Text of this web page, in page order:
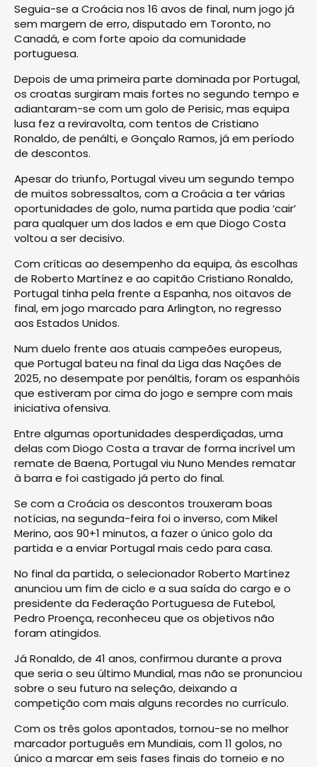
Seguia-se a Croácia nos 16 avos de final, num jogo já
sem margem de erro, disputado em Toronto, no
Canadá, e com forte apoio da comunidade
portuguesa.
Depois de uma primeira parte dominada por Portugal,
os croatas surgiram mais fortes no segundo tempo e
adiantaram-se com um golo de Perisic, mas equipa
lusa fez a reviravolta, com tentos de Cristiano
Ronaldo, de penálti, e Gonçalo Ramos, já em período
de descontos.
Apesar do triunfo, Portugal viveu um segundo tempo
de muitos sobressaltos, com a Croácia a ter várias
oportunidades de golo, numa partida que podia ‘cair’
para qualquer um dos lados e em que Diogo Costa
voltou a ser decisivo.
Com críticas ao desempenho da equipa, às escolhas
de Roberto Martínez e ao capitão Cristiano Ronaldo,
Portugal tinha pela frente a Espanha, nos oitavos de
final, em jogo marcado para Arlington, no regresso
aos Estados Unidos.
Num duelo frente aos atuais campeões europeus,
que Portugal bateu na final da Liga das Nações de
2025, no desempate por penáltis, foram os espanhóis
que estiveram por cima do jogo e sempre com mais
iniciativa ofensiva.
Entre algumas oportunidades desperdiçadas, uma
delas com Diogo Costa a travar de forma incrível um
remate de Baena, Portugal viu Nuno Mendes rematar
à barra e foi castigado já perto do final.
Se com a Croácia os descontos trouxeram boas
notícias, na segunda-feira foi o inverso, com Mikel
Merino, aos 90+1 minutos, a fazer o único golo da
partida e a enviar Portugal mais cedo para casa.
No final da partida, o selecionador Roberto Martínez
anunciou um fim de ciclo e a sua saída do cargo e o
presidente da Federação Portuguesa de Futebol,
Pedro Proença, reconheceu que os objetivos não
foram atingidos.
Já Ronaldo, de 41 anos, confirmou durante a prova
que seria o seu último Mundial, mas não se pronunciou
sobre o seu futuro na seleção, deixando a
competição com mais alguns recordes no currículo.
Com os três golos apontados, tornou-se no melhor
marcador português em Mundiais, com 11 golos, no
único a marcar em seis fases finais do torneio e no